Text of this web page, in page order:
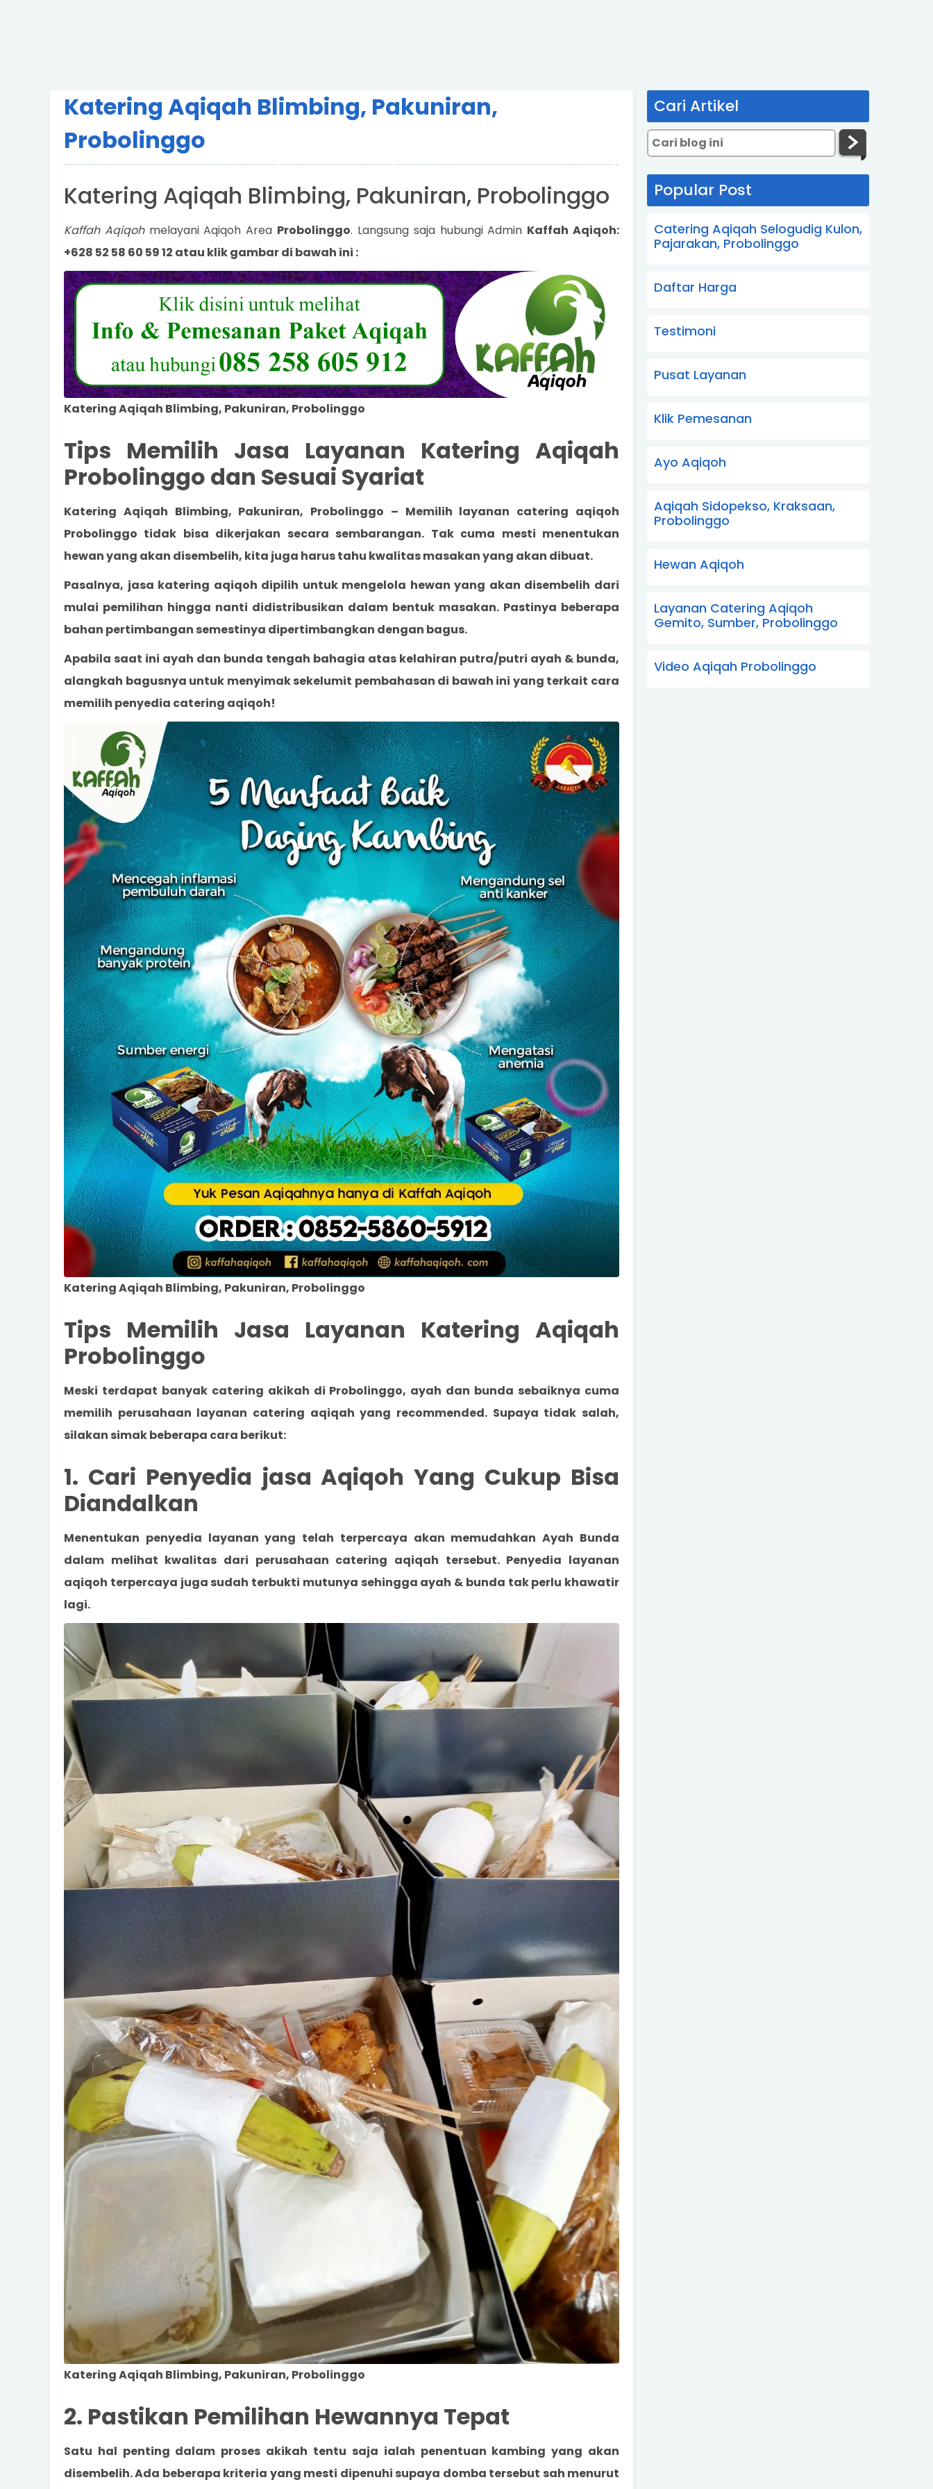
Katering Aqiqah Blimbing, Pakuniran,
Probolinggo
Katering Aqiqah Blimbing, Pakuniran, Probolinggo
Kaffah Aqiqohmelayani Aqiqoh Area Probolinggo. Langsung saja hubungi Admin Kaffah Aqiqoh:
+628 52 58 60 59 12 atau klik gambar di bawah ini :
Katering Aqiqah Blimbing, Pakuniran, Probolinggo
Tips Memilih Jasa Layanan Katering Aqiqah
Probolinggo dan Sesuai Syariat
Katering Aqiqah Blimbing, Pakuniran, Probolinggo – Memilih layanan catering aqiqoh
Probolinggo tidak bisa dikerjakan secara sembarangan. Tak cuma mesti menentukan
hewan yang akan disembelih, kita juga harus tahu kwalitas masakan yang akan dibuat.
Pasalnya, jasa katering aqiqoh dipilih untuk mengelola hewan yang akan disembelih dari
mulai pemilihan hingga nanti didistribusikan dalam bentuk masakan. Pastinya beberapa
bahan pertimbangan semestinya dipertimbangkan dengan bagus.
Apabila saat ini ayah dan bunda tengah bahagia atas kelahiran putra/putri ayah & bunda,
alangkah bagusnya untuk menyimak sekelumit pembahasan di bawah ini yang terkait cara
memilih penyedia catering aqiqoh!
Katering Aqiqah Blimbing, Pakuniran, Probolinggo
Tips Memilih Jasa Layanan Katering Aqiqah
Probolinggo
Meski terdapat banyak catering akikah di Probolinggo, ayah dan bunda sebaiknya cuma
memilih perusahaan layanan catering aqiqah yang recommended. Supaya tidak salah,
silakan simak beberapa cara berikut:
1. Cari Penyedia jasa Aqiqoh Yang Cukup Bisa
Diandalkan
Menentukan penyedia layanan yang telah terpercaya akan memudahkan Ayah Bunda
dalam melihat kwalitas dari perusahaan catering aqiqah tersebut. Penyedia layanan
aqiqoh terpercaya juga sudah terbukti mutunya sehingga ayah & bunda tak perlu khawatir
lagi.
Katering Aqiqah Blimbing, Pakuniran, Probolinggo
2. Pastikan Pemilihan Hewannya Tepat
Satu hal penting dalam proses akikah tentu saja ialah penentuan kambing yang akan
disembelih. Ada beberapa kriteria yang mesti dipenuhi supaya domba tersebut sah menurut
Cari Artikel
Popular Post
Catering Aqiqah Selogudig Kulon,
Pajarakan, Probolinggo
Daftar Harga
Testimoni
Pusat Layanan
Klik Pemesanan
Ayo Aqiqoh
Aqiqah Sidopekso, Kraksaan,
Probolinggo
Hewan Aqiqoh
Layanan Catering Aqiqoh
Gemito, Sumber, Probolinggo
Video Aqiqah Probolinggo